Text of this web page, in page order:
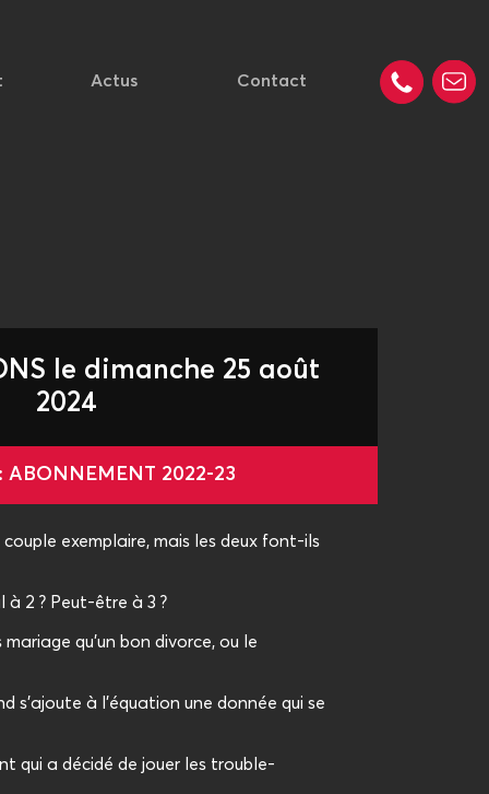
Actus Contact
le dimanche 25 août
2024
ABONNEMENT 2022-23
exemplaire, mais les deux font-ils
à 2 ? Peut-être à 3 ?
qu’un bon divorce, ou le
s’ajoute à l’équation une donnée qui se
qui a décidé de jouer les trouble-